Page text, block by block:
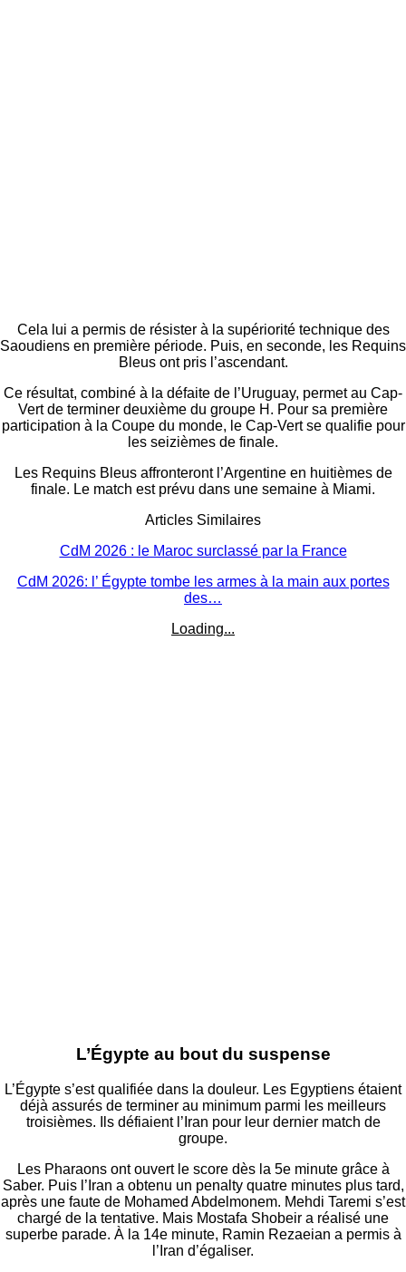
Cela lui a permis de résister à la supériorité technique des
Saoudiens en première période. Puis, en seconde, les Requins
Bleus ont pris l’ascendant.
Ce résultat, combiné à la défaite de l’Uruguay, permet au Cap-
Vert de terminer deuxième du groupe H. Pour sa première
participation à la Coupe du monde, le Cap-Vert se qualifie pour
les seizièmes de finale.
Les Requins Bleus affronteront l’Argentine en huitièmes de
finale. Le match est prévu dans une semaine à Miami.
Articles Similaires
CdM 2026 : le Maroc surclassé par la France
CdM 2026: l’ Égypte tombe les armes à la main aux portes
des…
Loading...
L’Égypte au bout du suspense
L’Égypte s’est qualifiée dans la douleur. Les Egyptiens étaient
déjà assurés de terminer au minimum parmi les meilleurs
troisièmes. Ils défiaient l’Iran pour leur dernier match de
groupe.
Les Pharaons ont ouvert le score dès la 5e minute grâce à
Saber. Puis l’Iran a obtenu un penalty quatre minutes plus tard,
après une faute de Mohamed Abdelmonem. Mehdi Taremi s’est
chargé de la tentative. Mais Mostafa Shobeir a réalisé une
superbe parade. À la 14e minute, Ramin Rezaeian a permis à
l’Iran d’égaliser.